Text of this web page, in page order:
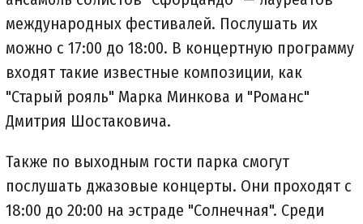
международных фестивалей. Послушать их
можно с 17:00 до 18:00. В концертную программу
входят такие известные композиции, как
"Старый рояль" Марка Минкова и "Романс"
Дмитрия Шостаковича.
Также по выходным гости парка смогут
послушать джазовые концерты. Они проходят с
18:00 до 20:00 на эстраде "Солнечная". Среди